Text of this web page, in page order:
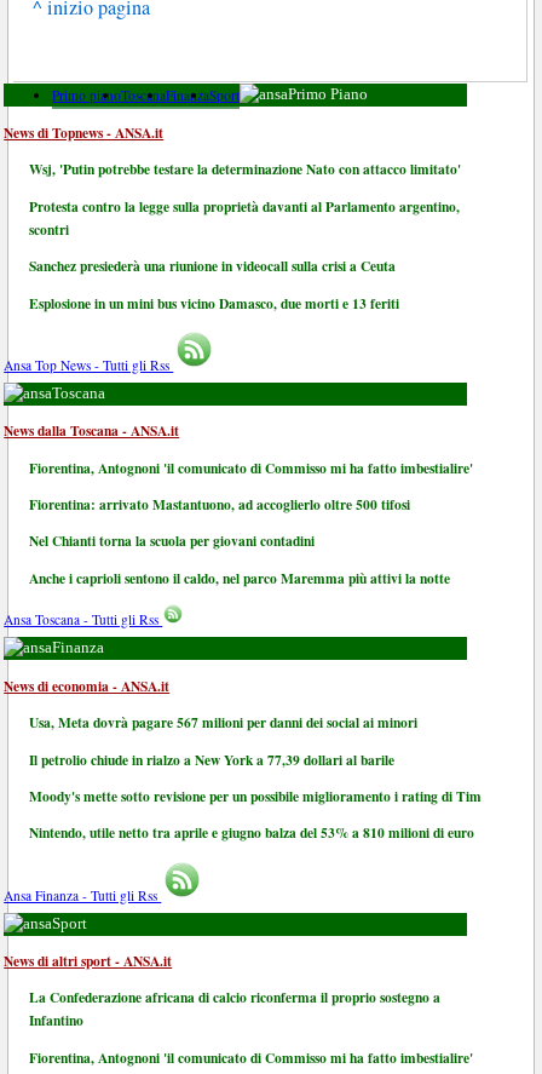
^ inizio pagina
Primo pianoToscanaFinanzaSport Primo Piano
News di Topnews - ANSA.it
Wsj, 'Putin potrebbe testare la determinazione Nato con attacco limitato'
Protesta contro la legge sulla proprietà davanti al Parlamento argentino,
scontri
Sanchez presiederà una riunione in videocall sulla crisi a Ceuta
Esplosione in un mini bus vicino Damasco, due morti e 13 feriti
Ansa Top News - Tutti gli Rss
Toscana
News dalla Toscana - ANSA.it
Fiorentina, Antognoni 'il comunicato di Commisso mi ha fatto imbestialire'
Fiorentina: arrivato Mastantuono, ad accoglierlo oltre 500 tifosi
Nel Chianti torna la scuola per giovani contadini
Anche i caprioli sentono il caldo, nel parco Maremma più attivi la notte
Ansa Toscana - Tutti gli Rss
Finanza
News di economia - ANSA.it
Usa, Meta dovrà pagare 567 milioni per danni dei social ai minori
Il petrolio chiude in rialzo a New York a 77,39 dollari al barile
Moody's mette sotto revisione per un possibile miglioramento i rating di Tim
Nintendo, utile netto tra aprile e giugno balza del 53% a 810 milioni di euro
Ansa Finanza - Tutti gli Rss
Sport
News di altri sport - ANSA.it
La Confederazione africana di calcio riconferma il proprio sostegno a
Infantino
Fiorentina, Antognoni 'il comunicato di Commisso mi ha fatto imbestialire'